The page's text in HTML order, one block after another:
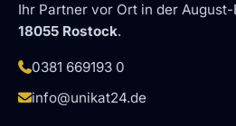
Ihr Partner vor Ort in der August-
18055 Rostock.
0381 669193 0
info@unikat24.de